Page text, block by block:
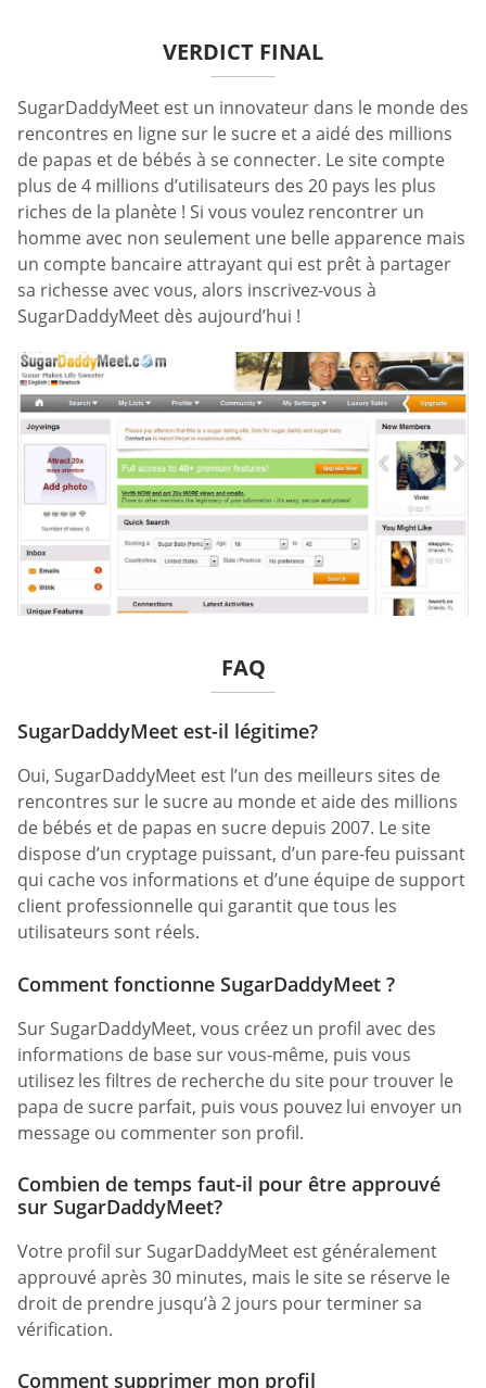
VERDICT FINAL
SugarDaddyMeet est un innovateur dans le monde des
rencontres en ligne sur le sucre et a aidé des millions
de papas et de bébés à se connecter. Le site compte
plus de 4 millions d’utilisateurs des 20 pays les plus
riches de la planète ! Si vous voulez rencontrer un
homme avec non seulement une belle apparence mais
un compte bancaire attrayant qui est prêt à partager
sa richesse avec vous, alors inscrivez-vous à
SugarDaddyMeet dès aujourd’hui !
FAQ
SugarDaddyMeet est-il légitime?
Oui, SugarDaddyMeet est l’un des meilleurs sites de
rencontres sur le sucre au monde et aide des millions
de bébés et de papas en sucre depuis 2007. Le site
dispose d’un cryptage puissant, d’un pare-feu puissant
qui cache vos informations et d’une équipe de support
client professionnelle qui garantit que tous les
utilisateurs sont réels.
Comment fonctionne SugarDaddyMeet ?
Sur SugarDaddyMeet, vous créez un profil avec des
informations de base sur vous-même, puis vous
utilisez les filtres de recherche du site pour trouver le
papa de sucre parfait, puis vous pouvez lui envoyer un
message ou commenter son profil.
Combien de temps faut-il pour être approuvé
sur SugarDaddyMeet?
Votre profil sur SugarDaddyMeet est généralement
approuvé après 30 minutes, mais le site se réserve le
droit de prendre jusqu’à 2 jours pour terminer sa
vérification.
Comment supprimer mon profil